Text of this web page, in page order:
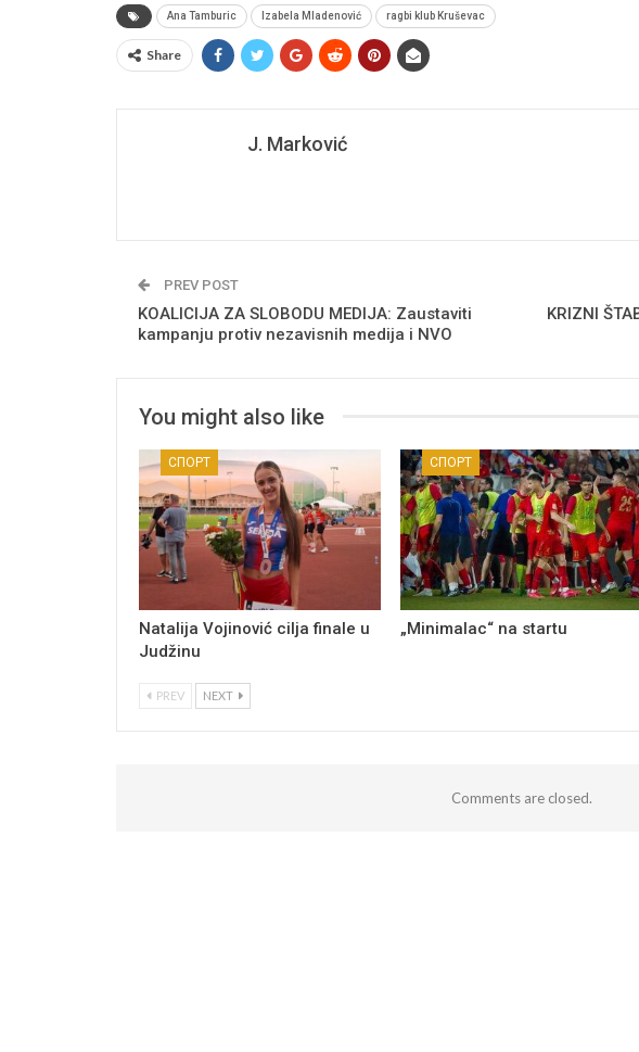
Ana Tamburic Izabela Mladenović ragbi klub Kruševac
Share
J. Marković
PREV POST
KOALICIJA ZA SLOBODU MEDIJA: Zaustaviti
kampanju protiv nezavisnih medija i NVO
KRIZNI
You might also like
СПОРТ
Natalija Vojinović cilja finale u
Judžinu
СПОРТ
„Minimalac“ na startu
PREV NEXT
Comments are closed.